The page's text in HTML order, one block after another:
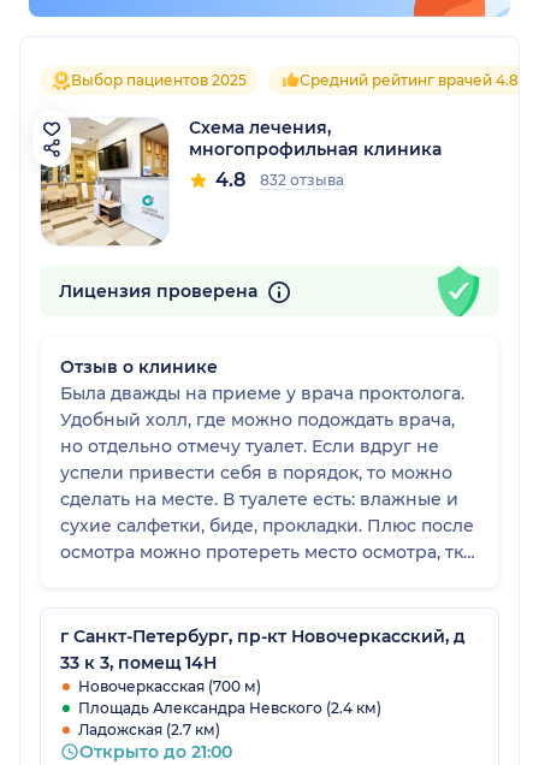
Выбор пациентов 2025 Средний рейтинг врачей 4.8
Схема лечения,
многопрофильная клиника
4.8 832 отзыва
Лицензия проверена
Отзыв о клинике
Была дважды на приеме у врача проктолога.
Удобный холл, где можно подождать врача,
но отдельно отмечу туалет. Если вдруг не
успели привести себя в порядок, то можно
сделать на месте. В туалете есть: влажные и
сухие салфетки, биде, прокладки. Плюс после
осмотра можно протереть место осмотра, тк
Не знаю, как для кого, но для меня крайне
важны такие моменты, тк из таких мелочей и
складывается отношение к пациенту 👍🏻
г Санкт-Петербург, пр-кт Новочеркасский, д
33 к 3, помещ 14Н
Новочеркасская (700 м)
Площадь Александра Невского (2.4 км)
Ладожская (2.7 км)
Открыто до 21:00